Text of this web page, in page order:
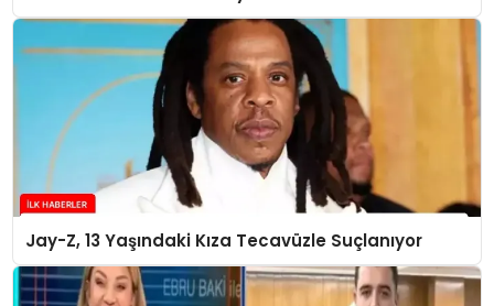
Jay-Z, 13 Yaşındaki Kıza Tecavüzle Suçlanıyor